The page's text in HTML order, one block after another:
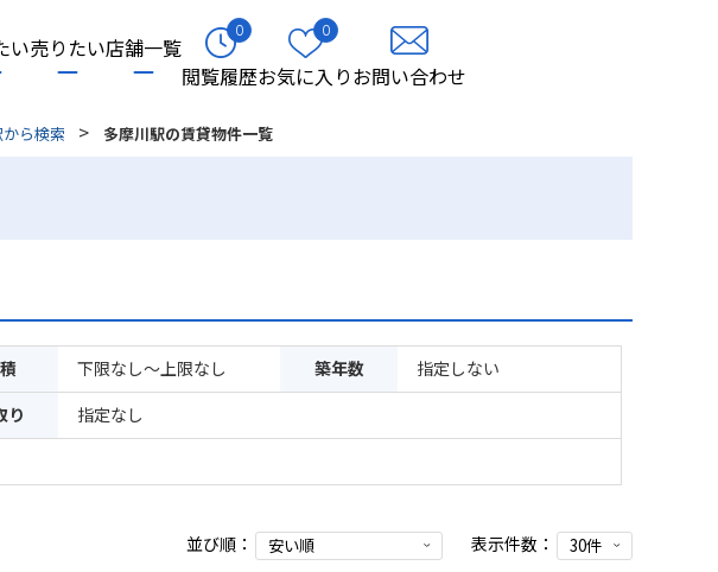
い売りたい店舗一覧
0
閲覧履歴
0
お気に入りお問い合わせ
ら検索 > 多摩川駅の賃貸物件一覧
下限なし～上限なし 築年数
指定しない
り
指定なし
並び順： 表示件数：